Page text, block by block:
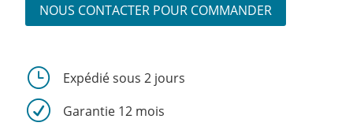
NOUS CONTACTER POUR COMMANDER
} Expédié sous 2 jours
R Garantie 12 mois